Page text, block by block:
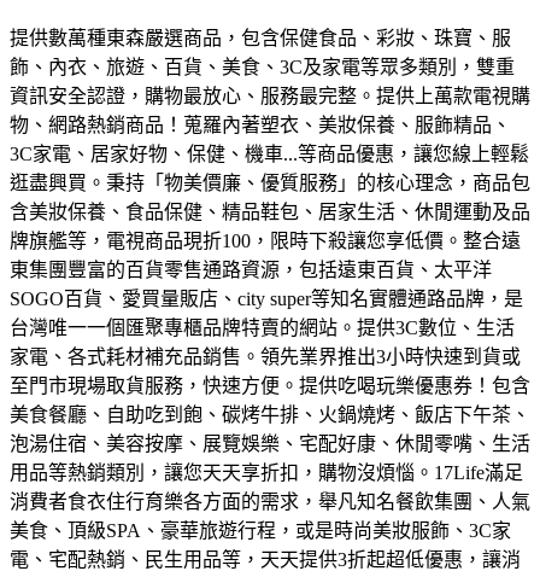
提供數萬種東森嚴選商品，包含保健食品、彩妝、珠寶、服
飾、內衣、旅遊、百貨、美食、3C及家電等眾多類別，雙重
資訊安全認證，購物最放心、服務最完整。 提供上萬款電視購
物、網路熱銷商品！蒐羅內著塑衣、美妝保養、服飾精品、
3C家電、居家好物、保健、機車...等商品優惠，讓您線上輕鬆
逛盡興買。 秉持「物美價廉、優質服務」的核心理念，商品包
含美妝保養、食品保健、精品鞋包、居家生活、休閒運動及品
牌旗艦等，電視商品現折100，限時下殺讓您享低價。 整合遠
東集團豐富的百貨零售通路資源，包括遠東百貨、太平洋
SOGO百貨、愛買量販店、city super等知名實體通路品牌，是
台灣唯一一個匯聚專櫃品牌特賣的網站。 提供3C數位、生活
家電、各式耗材補充品銷售。領先業界推出3小時快速到貨或
至門市現場取貨服務，快速方便。 提供吃喝玩樂優惠券！包含
美食餐廳、自助吃到飽、碳烤牛排、火鍋燒烤、飯店下午茶、
泡湯住宿、美容按摩、展覽娛樂、宅配好康、休閒零嘴、生活
用品等熱銷類別，讓您天天享折扣，購物沒煩惱。 17Life滿足
消費者食衣住行育樂各方面的需求，舉凡知名餐飲集團、人氣
美食、頂級SPA、豪華旅遊行程，或是時尚美妝服飾、3C家
電、宅配熱銷、民生用品等，天天提供3折起超低優惠，讓消